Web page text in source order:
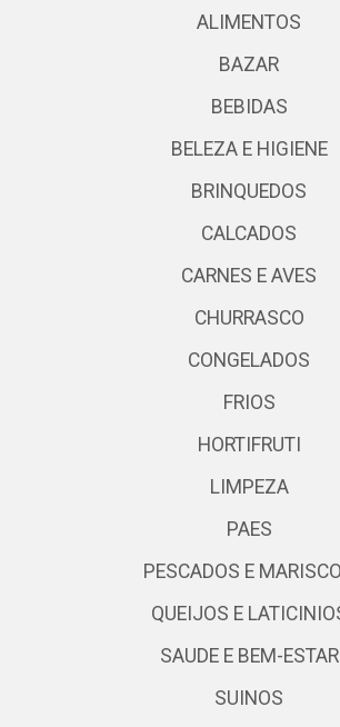
ALIMENTOS
BAZAR
BEBIDAS
BELEZA E HIGIENE
BRINQUEDOS
CALCADOS
CARNES E AVES
CHURRASCO
CONGELADOS
FRIOS
HORTIFRUTI
LIMPEZA
PAES
PESCADOS E
QUEIJOS E
SAUDE E BEM-ESTAR
SUINOS